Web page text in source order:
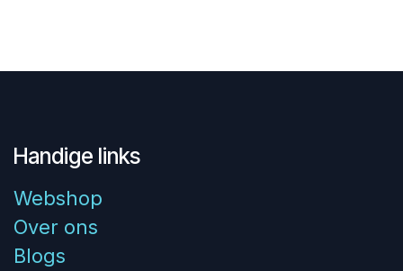
Handige links
Webshop
Over ons
Blogs